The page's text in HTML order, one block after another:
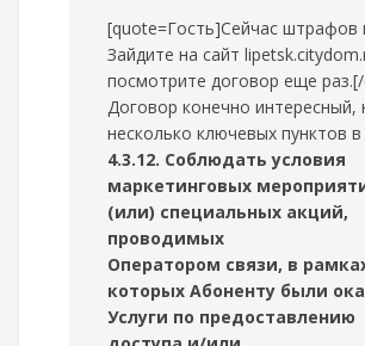
[quote=Гость]Сейчас штрафов
Зайдите на сайт
посмотрите договор еще
Договор конечно интересный,
несколько ключевых пунктов
4.3.12. Соблюдать условия
маркетинговых
(или) специальных акций,
проводимых
Оператором связи, в
которых Абоненту были
Услуги по предоставлению